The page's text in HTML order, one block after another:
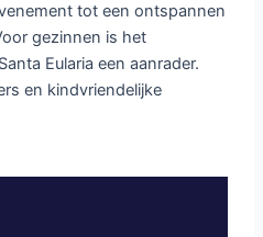
tot een ontspannen
gezinnen is het
Eularia een aanrader.
en kindvriendelijke